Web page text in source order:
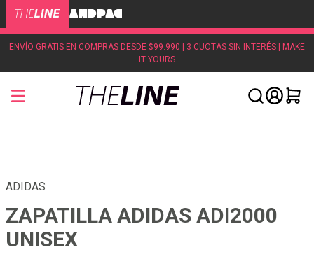
ENVÍO GRATIS EN COMPRAS DESDE $99.990 | 3 CUOTAS SIN INTERÉS | MAKE
IT YOURS
ADIDAS
ZAPATILLA ADIDAS ADI2000
UNISEX